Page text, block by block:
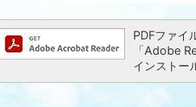
PDFファイ
「Adobe
インストー